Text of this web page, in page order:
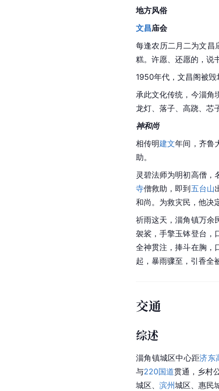
地方风俗
文昌庙会
每逢农历二月二为文昌
糕。许愿、还愿的，说
1950年代，文昌阁被
承此文化传统，今淄角
龙灯、 落子 、高跷、
神和尚
相传明建文年间， 齐鲁
助。
灵碧法师为明初高僧，
寺僧救助，即到五台山
和尚。为救灾民，他决
祈雨这天，淄角镇万余
袈裟 ，手擎玉钵登台
全神贯注，捧斗在胸，
起，暴雨骤至，引香全
交通
综述
淄角镇城区中心距济东
与220国道贯通，乡村
城区、 滨州城区、惠民